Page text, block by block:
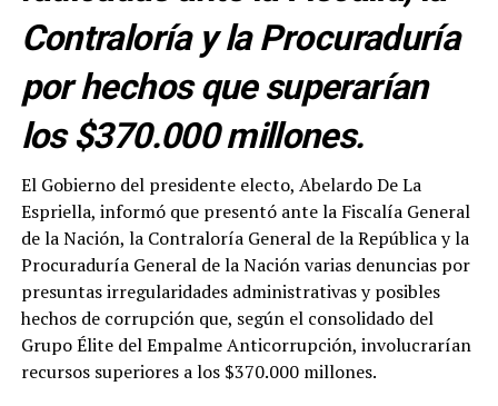
Contraloría y la Procuraduría
por hechos que superarían
los $370.000 millones.
El Gobierno del presidente electo, Abelardo De La
Espriella, informó que presentó ante la Fiscalía General
de la Nación, la Contraloría General de la República y la
Procuraduría General de la Nación varias denuncias por
presuntas irregularidades administrativas y posibles
hechos de corrupción que, según el consolidado del
Grupo Élite del Empalme Anticorrupción, involucrarían
recursos superiores a los $370.000 millones.